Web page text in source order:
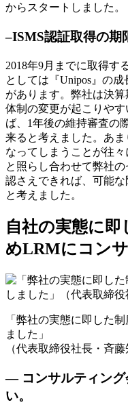
からスタートしました。
–ISMS認証取得の期
2018年9月までに取得す
としては『Unipos』の
があります。弊社は決
体制の変更が起こりや
ば、1年後の維持審査の
来ると考えました。あ
なってしまうことが往
と照らし合わせて弊社
認さえできれば、可能
と考えました。
自社の実態に
めLRMにコン
「弊社の実態に即した
ました」
（代表取締役社長・斉藤
— コンサルティング
い。